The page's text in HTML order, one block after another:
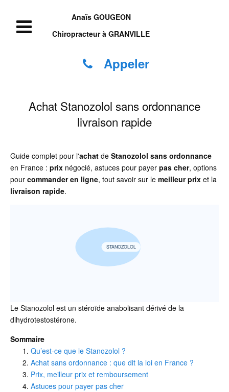
Anaïs GOUGEON
Chiropracteur à GRANVILLE
Appeler
Achat Stanozolol sans ordonnance
livraison rapide
Guide complet pour l'achat de Stanozolol sans ordonnance
en France : prix négocié, astuces pour payer pas cher, options
pour commander en ligne, tout savoir sur le meilleur prix et la
livraison rapide.
STANOZOLOL
Le Stanozolol est un stéroïde anabolisant dérivé de la
dihydrotestostérone.
Sommaire
Qu’est-ce que le Stanozolol ?
Achat sans ordonnance : que dit la loi en France ?
Prix, meilleur prix et remboursement
Astuces pour payer pas cher